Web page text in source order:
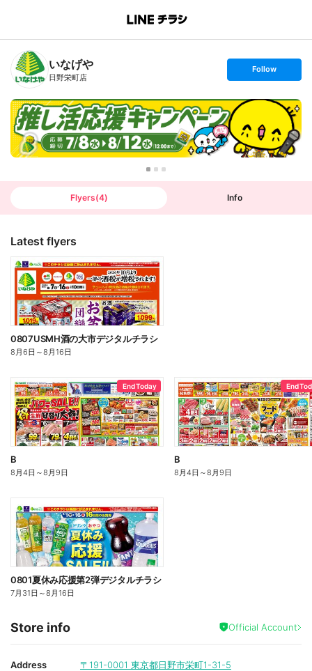
B
n
T
いなげや
日野栄町店
s
t
o
Follow
Flyers(4) Info
Latest flyers
0807USMH酒の大市デジタルチラシ
8月6日 ～8月16日
End Today
B
8月4日 ～8月9日
End
B
8月4日 ～8月9日
0801夏休み応援第2弾デジタルチラシ
7月31日 ～8月16日
Store info Official Account
Address 〒191-0001 東京都日野市栄町1-31-5